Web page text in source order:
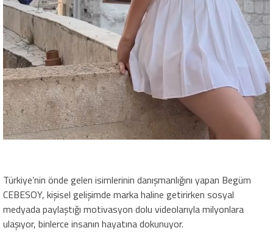
Türkiye’nin önde gelen isimlerinin danışmanlığını yapan Begüm
CEBESOY, kişisel gelişimde marka haline getirirken sosyal
medyada paylaştığı motivasyon dolu videolarıyla milyonlara
ulaşıyor, binlerce insanın hayatına dokunuyor.